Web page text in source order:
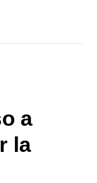
a
la